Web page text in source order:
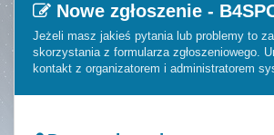
Nowe zgłoszenie -
Jeżeli masz jakieś pytania lub problemy to
skorzystania z formularza zgłoszeniowego.
kontakt z organizatorem i administratorem